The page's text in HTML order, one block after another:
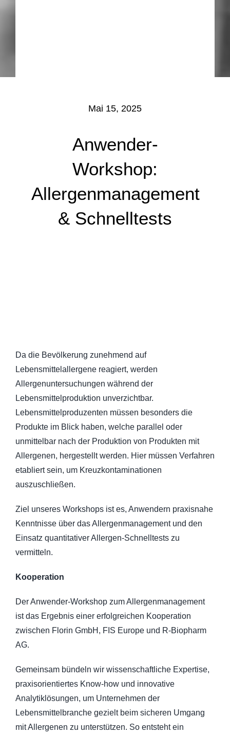
Mai 15, 2025
Anwender-
Workshop:
Allergenmanagement
& Schnelltests
Da die Bevölkerung zunehmend auf
Lebensmittelallergene reagiert, werden
Allergenuntersuchungen während der
Lebensmittelproduktion unverzichtbar.
Lebensmittelproduzenten müssen besonders die
Produkte im Blick haben, welche parallel oder
unmittelbar nach der Produktion von Produkten mit
Allergenen, hergestellt werden. Hier müssen Verfahren
etabliert sein, um Kreuzkontaminationen
auszuschließen.
Ziel unseres Workshops ist es, Anwendern praxisnahe
Kenntnisse über das Allergenmanagement und den
Einsatz quantitativer Allergen-Schnelltests zu
vermitteln.
Kooperation
Der Anwender-Workshop zum Allergenmanagement
ist das Ergebnis einer erfolgreichen Kooperation
zwischen Florin GmbH, FIS Europe und R-Biopharm
AG.
Gemeinsam bündeln wir wissenschaftliche Expertise,
praxisorientiertes Know-how und innovative
Analytiklösungen, um Unternehmen der
Lebensmittelbranche gezielt beim sicheren Umgang
mit Allergenen zu unterstützen. So entsteht ein